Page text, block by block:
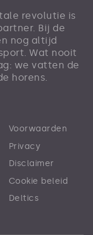
revolutie is
Bij de
nog altijd
Wat nooit
we vatten de
horens.
Voorwaarden
Privacy
Disclaimer
Cookie beleid
Deltics